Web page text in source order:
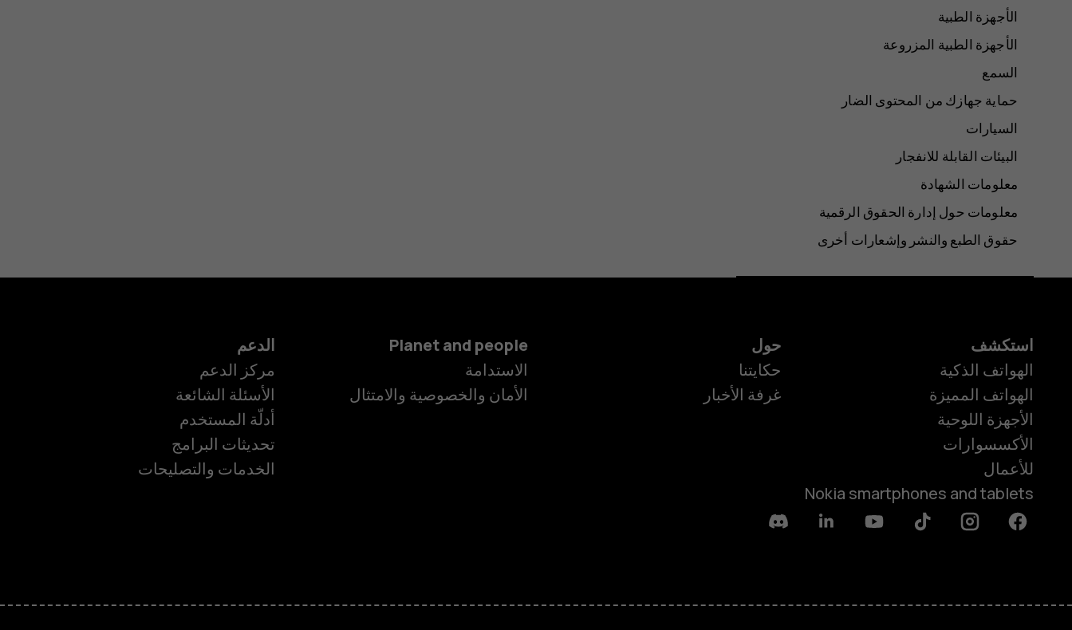
الهواتف الذكية
HMD DUB
الأجهزة الطبية
الأجهزة الطبية المزروعة
السمع
حماية جهازك من المحتوى الضار
السيارات
البيئات القابلة للانفجار
معلومات الشهادة
معلومات حول إدارة الحقوق الرقمية
حقوق الطبع والنشر وإشعارات أخرى
استكشف
الهواتف الذكية
الهواتف المميزة
الأجهزة اللوحية
الأكسسوارات
للأعمال
Nokia smartphones and tablets
حول
حكايتنا
غرفة الأخبار
Planet and people
الاستدامة
الأمان والخصوصية والامتثال
الدعم
مركز الدعم
الأسئلة الشائعة
أدلّة المستخدم
تحديثات البرامج
الخدمات والتصليحات
Facebook
Instagram
Tiktok
Youtube
Linkedin
Discord